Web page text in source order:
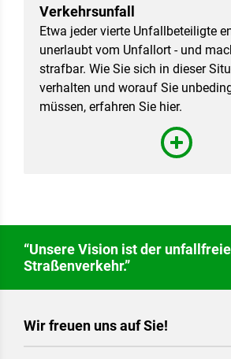
Verkehrsunfall
Etwa jeder vierte Unfallbeteiligte
unerlaubt vom Unfallort - und
strafbar. Wie Sie sich in dieser
verhalten und worauf Sie
müssen, erfahren Sie hier.
“Unsere Vision ist der unfallfreie
Straßenverkehr.”
Wir freuen uns auf Sie!